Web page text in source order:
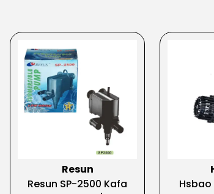
Resun
Resun SP-2500 Kafa
Hsbao